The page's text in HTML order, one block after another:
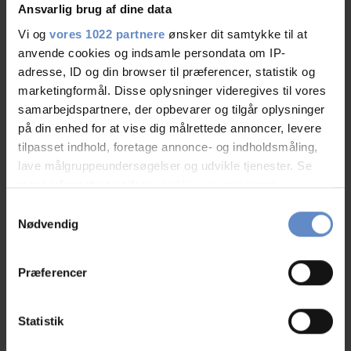
Ansvarlig brug af dine data
Vi og vores 1022 partnere ønsker dit samtykke til at
anvende cookies og indsamle persondata om IP-
adresse, ID og din browser til præferencer, statistik og
marketingformål. Disse oplysninger videregives til vores
samarbejdspartnere, der opbevarer og tilgår oplysninger
på din enhed for at vise dig målrettede annoncer, levere
tilpasset indhold, foretage annonce- og indholdsmåling,
lave målgruppeundersøgelser og udvikle tjenester. Se
mere information underindstillingerog i vores
tilbage eller ændre indstillinger fra vores
"Cookiedeklaration", eller ved at trykke på "Privacy
Indsamle præcise oplysninger om din placering,
Nødvendig
Præferencer
Statistik
Gratis parkering
Gæstekøkken
Handicap venligt
Tv-stue
Værelsesfaciliteter
Barneseng tilgængelig